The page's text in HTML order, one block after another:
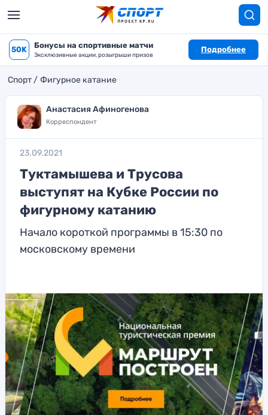
50K Бонусы на спортивные матчи
Эксклюзивные акции, розыгрыши призов
Подробнее
Спорт Фигурное катание
Анастасия Афиногенова
Корреспондент
23.09.2021
Туктамышева и Трусова
выступят на Кубке России по
фигурному катанию
Начало короткой программы в 15:30 по
московскому времени